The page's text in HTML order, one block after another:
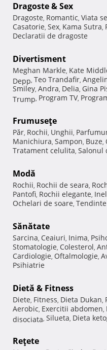
Dragoste & Sex
Dragoste, Romantic, Viata
Casatorie, Sex, Kama Sutra,
Declaratii de dragoste
Divertisment
Meghan Markle, Kate
Depp, Teo Trandafir,
Smiley, Andra, Delia, Gina
Trump, Program TV,
Frumuseţe
Păr, Rochii, Unghii,
Manichiura, Sampon, Buze,
Tratament celulita, Salonul
Modă
Rochii, Rochii de seara,
Pantofi, Rochii elegante,
Ochelari de soare,
Sănătate
Sarcina, Ceaiuri, Inima,
Stomatologie, Colesterol,
Cardiologie, Oftalmologie,
Psihiatrie
Dietă & Fitness
Diete, Fitness, Dieta Dukan,
Aerobic, Exercitii abdomen,
disociata, Silueta, Dieta
Reţete